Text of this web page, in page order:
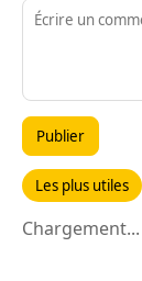
Publier
Les plus utiles
Chargement...